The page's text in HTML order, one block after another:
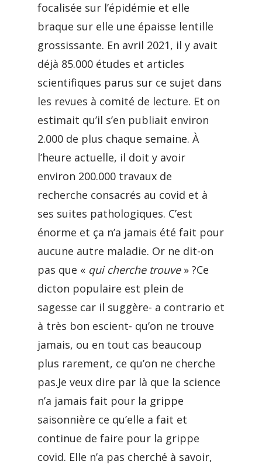
focalisée sur l’épidémie et elle
braque sur elle une épaisse lentille
grossissante. En avril 2021, il y avait
déjà 85.000 études et articles
scientifiques parus sur ce sujet dans
les revues à comité de lecture. Et on
estimait qu’il s’en publiait environ
2.000 de plus chaque semaine. À
l’heure actuelle, il doit y avoir
environ 200.000 travaux de
recherche consacrés au covid et à
ses suites pathologiques. C’est
énorme et ça n’a jamais été fait pour
aucune autre maladie. Or ne dit-on
pas que « qui cherche trouve» ?Ce
dicton populaire est plein de
sagesse car il suggère- a contrario et
à très bon escient- qu’on ne trouve
jamais, ou en tout cas beaucoup
plus rarement, ce qu’on ne cherche
pas.Je veux dire par là que la science
n’a jamais fait pour la grippe
saisonnière ce qu’elle a fait et
continue de faire pour la grippe
covid. Elle n’a pas cherché à savoir,